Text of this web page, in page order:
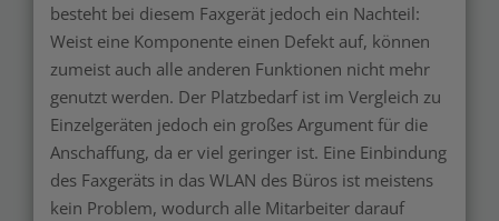
besteht bei diesem Faxgerät jedoch ein Nachteil:
Weist eine Komponente einen Defekt auf, können
zumeist auch alle anderen Funktionen nicht mehr
genutzt werden. Der Platzbedarf ist im Vergleich zu
Einzelgeräten jedoch ein großes Argument für die
Anschaffung, da er viel geringer ist. Eine Einbindung
des Faxgeräts in das WLAN des Büros ist meistens
kein Problem, wodurch alle Mitarbeiter darauf